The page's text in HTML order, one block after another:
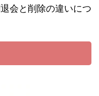
会と削除の違いにつ